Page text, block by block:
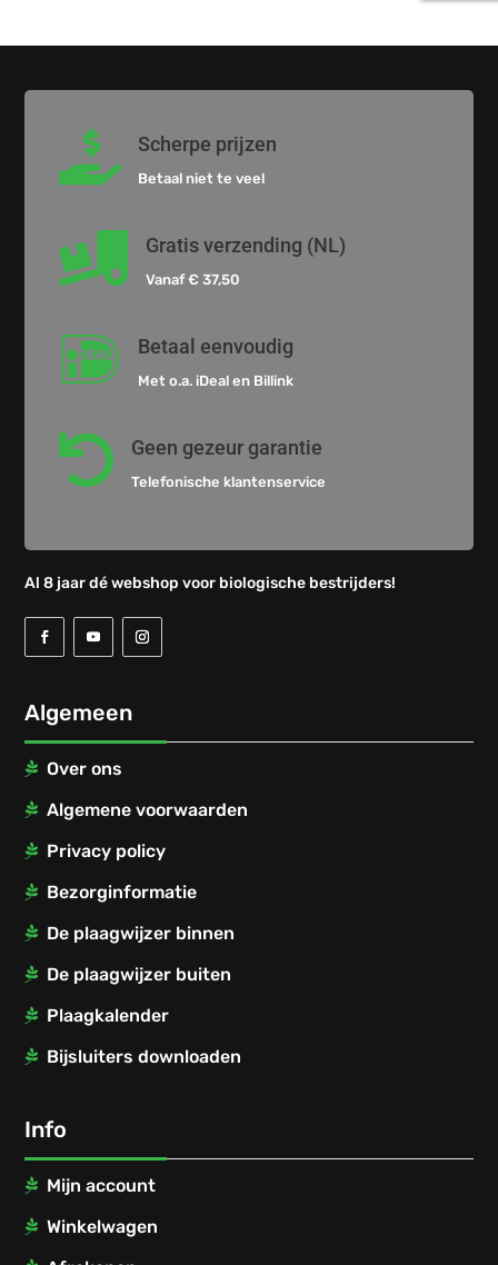
 Scherpe prijzen
Betaal niet te veel
 Gratis verzending (NL)
Vanaf € 37,50
 Betaal eenvoudig
Met o.a. iDeal en Billink
 Geen gezeur garantie
Telefonische klantenservice
Al 8 jaar dé webshop voor biologische bestrijders!
Algemeen
Over ons
Algemene voorwaarden
Privacy policy
Bezorginformatie
De plaagwijzer binnen
De plaagwijzer buiten
Plaagkalender
Bijsluiters downloaden
Info
Mijn account
Winkelwagen